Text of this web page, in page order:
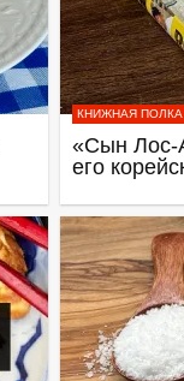
КНИЖНАЯ ПОЛКА
«Сын Лос-
его